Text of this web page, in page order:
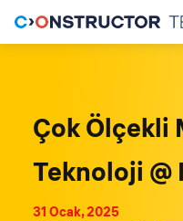
Çok Ölçekli
Teknoloji @
31 Ocak, 2025